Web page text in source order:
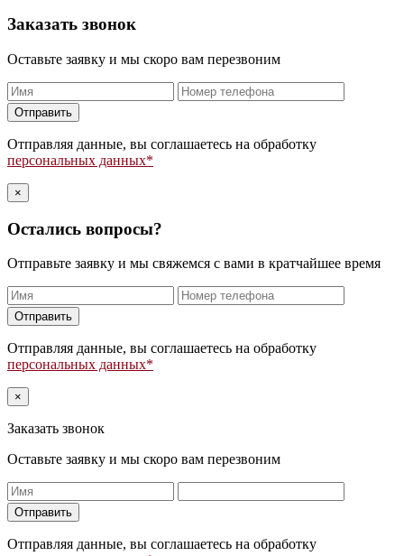
Заказать звонок
Оставьте заявку и мы скоро вам перезвоним
Оставьте
это
поле
пустым.
Отправляя данные, вы соглашаетесь на обработку
персональных данных*
×
Остались вопросы?
Отправьте заявку и мы свяжемся с вами в кратчайшее время
Оставьте
это
поле
пустым.
Отправляя данные, вы соглашаетесь на обработку
персональных данных*
×
Заказать звонок
Оставьте заявку и мы скоро вам перезвоним
Оставьте
это
поле
Отправляя данные, вы соглашаетесь на обработку